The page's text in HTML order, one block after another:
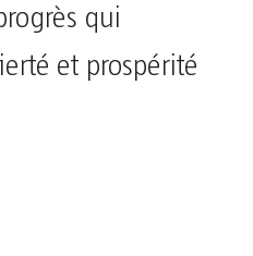
qui
et prospérité